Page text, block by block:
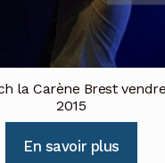
la Carène Brest
2015
En savoir plus